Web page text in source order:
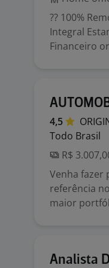
?? 100%
Integral
Financeiro
4,5
Todo Brasil
R$
Venha fazer
referência
maior
Analista